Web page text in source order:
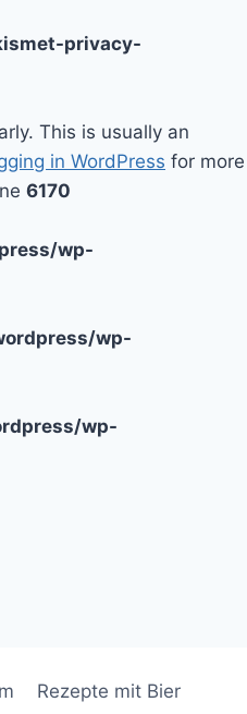
privacy-
This is usually an
in WordPress for more
6170
wp-
wp-
wp-
Rezepte mit Bier